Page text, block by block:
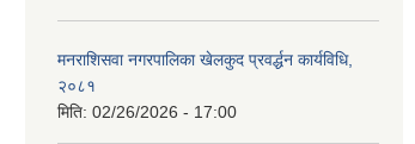
मनराशिसवा नगरपालिका खेलकुद प्रवर्द्धन कार्यविधि,
२०८१
मिति: 02/26/2026 - 17:00